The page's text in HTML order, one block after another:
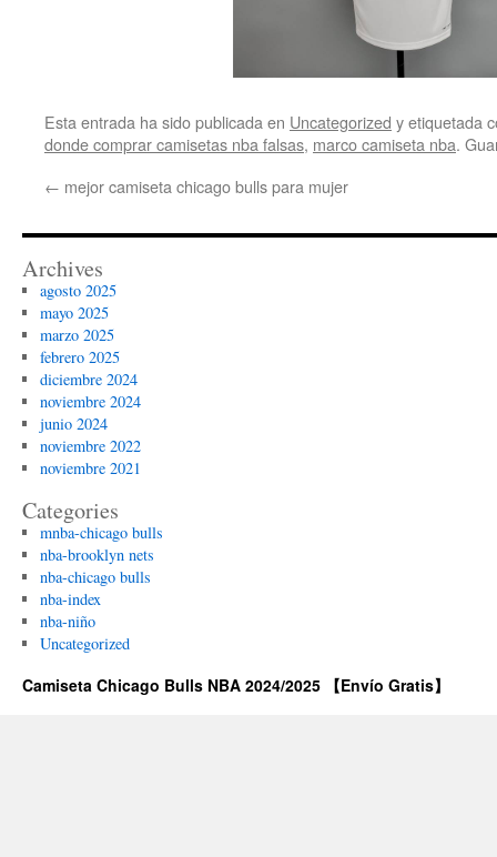
Esta entrada ha sido publicada en Uncategorized y etiquetada
donde comprar camisetas nba falsas, marco camiseta nba.
← mejor camiseta chicago bulls para mujer
Archives
agosto 2025
mayo 2025
marzo 2025
febrero 2025
diciembre 2024
noviembre 2024
junio 2024
noviembre 2022
noviembre 2021
Categories
mnba-chicago bulls
nba-brooklyn nets
nba-chicago bulls
nba-index
nba-niño
Uncategorized
Camiseta Chicago Bulls NBA 2024/2025 【Envío Gratis】